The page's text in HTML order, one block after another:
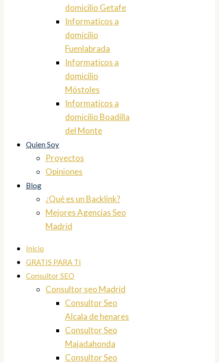
domicilio Getafe
Informaticos a
domicilio
Fuenlabrada
Informaticos a
domicilio
Móstoles
Informaticos a
domicilio Boadilla
del Monte
Quien Soy
Proyectos
Opiniones
Blog
¿Qué es un Backlink?
Mejores Agencias Seo
Madrid
Inicio
GRATIS PARA TI
Consultor SEO
Consultor seo Madrid
Consultor Seo
Alcala de henares
Consultor Seo
Majadahonda
Consultor Seo